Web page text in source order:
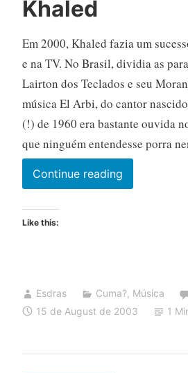
Khaled
Em 2000, Khaled fazia um
e na TV. No Brasil, dividia as
Lairton dos Teclados e seu
música El Arbi, do cantor
(!) de 1960 era bastante ouvida
que ninguém entendesse porra
Continue readingKhaled
Like this:
Esdras Cuma?, Música
15 de August de 2003
1